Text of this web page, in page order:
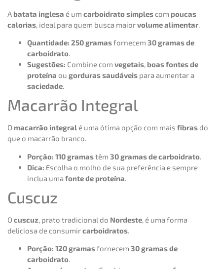
A batata inglesa é um carboidrato simples com poucas
calorias, ideal para quem busca maiorvolume alimentar.
Quantidade: 250 gramasfornecem 30 gramas de
carboidrato.
Sugestões: Combine com vegetais, boas fontes de
proteína ou gorduras saudáveis para aumentar a
saciedade.
Macarrão Integral
O macarrão integral é uma ótima opção com mais fibras do
que o macarrão branco.
Porção: 110 gramastêm 30 gramas de carboidrato
Dica: Escolha o molho de sua preferência e sempre
inclua uma fonte de proteína
Cuscuz
O cuscuz , prato tradicional do Nordeste , é uma forma
deliciosa de consumircarboidratos
Porção: 120 gramasfornecem 30 gramas de
carboidrato.